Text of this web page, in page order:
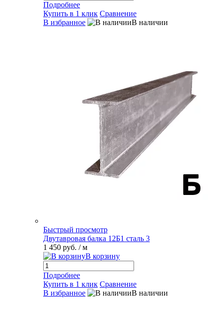
Подробнее
Купить в 1 клик Сравнение
В избранное
В наличии
Быстрый просмотр
Двутавровая балка 12Б1 сталь 3
1 450 руб. / м
В корзину
Подробнее
Купить в 1 клик Сравнение
В избранное
В наличии